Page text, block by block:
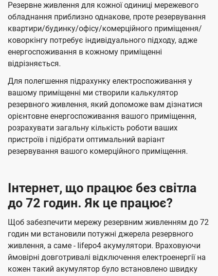
Резервне живлення для кожної одиниці мережевого
обладнання приблизно однакове, проте резервування
квартири/будинку/офісу/комерційного приміщення/
коворкінгу потребує індивідуального підходу, адже
енергоспоживання в кожному приміщенні
відрізняється.
Для полегшення підрахунку електроспоживання у
вашому приміщенні ми створили калькулятор
резервного живлення, який допоможе вам дізнатися
орієнтовне енергоспоживання вашого приміщення,
розрахувати загальну кількість роботи ваших
пристроїв і підібрати оптимальний варіант
резервування вашого комерційного приміщення.
Інтернет, що працює без світла
до 72 годин. Як це працює?
Щоб забезпечити мережу резервним живленням до 72
годин ми встановили потужні джерела резервного
живлення, а саме - lifepo4 акумулятори. Враховуючи
ймовірні довготривалі відключення електроенергії на
кожен такий акумулятор було встановлено швидку